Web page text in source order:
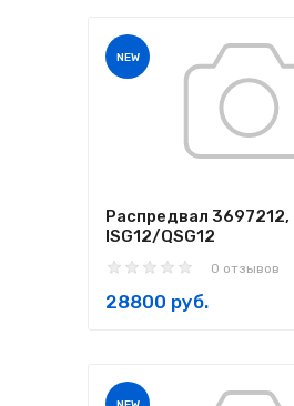
NEW
Распредвал
ISG12/QSG12
0 отзывов
28800 руб.